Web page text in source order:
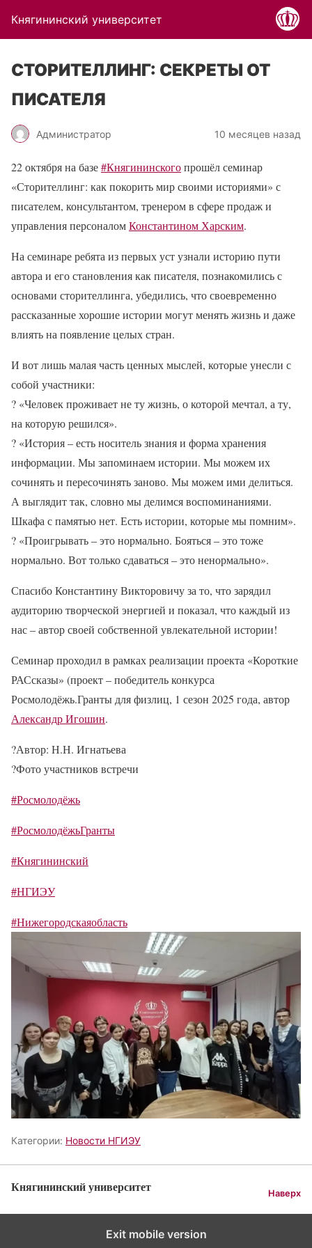
Княгининский университет
СТОРИТЕЛЛИНГ: СЕКРЕТЫ ОТ
ПИСАТЕЛЯ
Администратор 10 месяцев назад
22 октября на базе#Княгининскогопрошёл семинар
«Сторителлинг: как покорить мир своими историями» с
писателем, консультантом, тренером в сфере продаж и
управления персоналомКонстантином Харским.
На семинаре ребята из первых уст узнали историю пути
автора и его становления как писателя, познакомились с
основами сторителлинга, убедились, что своевременно
рассказанные хорошие истории могут менять жизнь и даже
влиять на появление целых стран.
И вот лишь малая часть ценных мыслей, которые унесли с
собой участники:
? «Человек проживает не ту жизнь, о которой мечтал, а ту,
на которую решился».
? «История – есть носитель знания и форма хранения
информации. Мы запоминаем истории. Мы можем их
сочинять и пересочинять заново. Мы можем ими делиться.
А выглядит так, словно мы делимся воспоминаниями.
Шкафа с памятью нет. Есть истории, которые мы помним».
? «Проигрывать – это нормально. Бояться – это тоже
нормально. Вот только сдаваться – это ненормально».
Спасибо Константину Викторовичу за то, что зарядил
аудиторию творческой энергией и показал, что каждый из
нас – автор своей собственной увлекательной истории!
Семинар проходил в рамках реализации проекта «Короткие
РАСсказы» (проект – победитель конкурса
Росмолодёжь.Гранты для физлиц, 1 сезон 2025 года, автор
Александр Игошин.
?Автор: Н.Н. Игнатьева
?Фото участников встречи
#Росмолодёжь
#РосмолодёжьГранты
#Княгининский
#НГИЭУ
#Нижегородскаяобласть
Категории: Новости НГИЭУ
Княгининский университет Наверх
Exit mobile version